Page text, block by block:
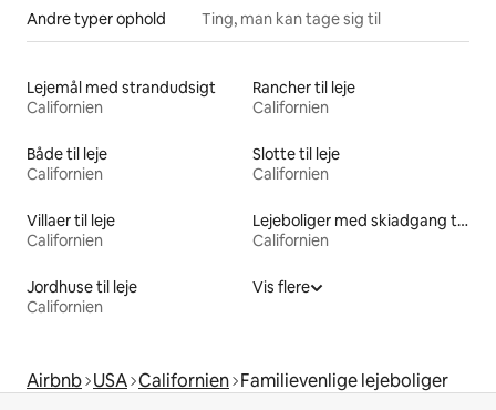
Andre typer ophold Ting, man kan tage sig til
Lejemål med strandudsigt
Californien
Rancher til leje
Californien
Både til leje
Californien
Slotte til leje
Californien
Villaer til leje
Californien
Lejeboliger med skiadgang til døren
Californien
Jordhuse til leje
Californien
Vis flere
Airbnb USA Californien Familievenlige lejeboliger